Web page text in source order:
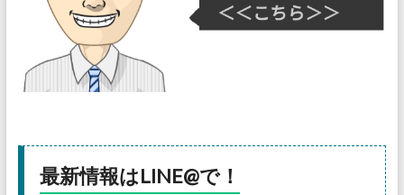
最新情報はLINE@で！